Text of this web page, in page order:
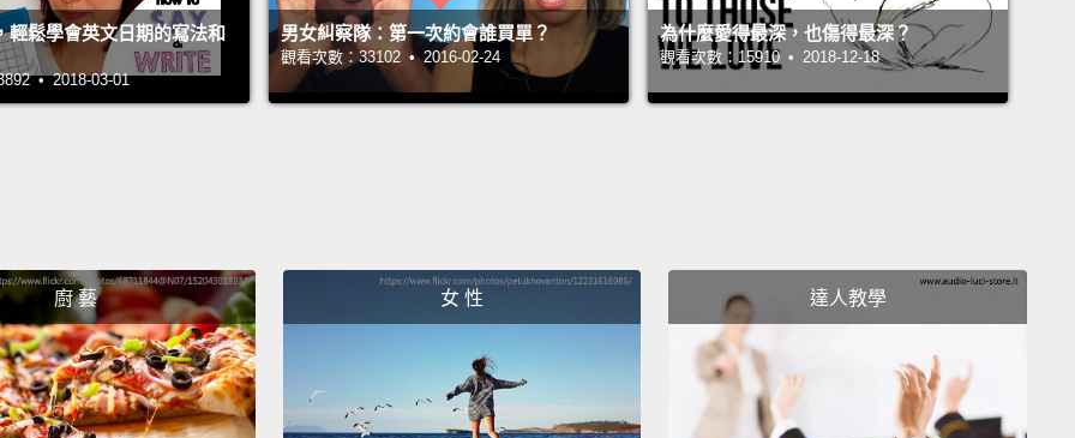
好啊，好。我們點個，嗯...
Glass of white?
點杯白酒？
Yeah.
好。
Two glasses of white.
兩杯白酒。
輕鬆學會英文日期的寫法和
• 2018-03-01
男女糾察隊：第一次約會誰買單？
觀看次數：33102 • 2016-02-24
為什麼愛得最深，也傷得最深？
觀看次數：15910 • 2018-12-18
廚 藝 女 性 達人教學